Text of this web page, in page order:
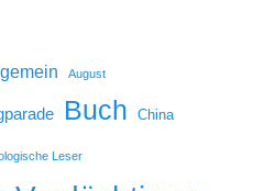
August
Buch China
Leser